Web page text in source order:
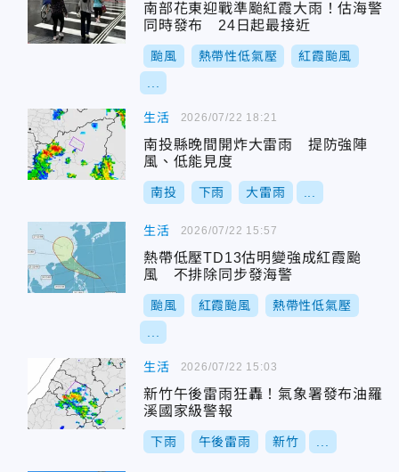
南部花東迎戰準颱紅霞大雨！估海警
同時發布 24日起最接近
颱風 熱帶性低氣壓 紅霞颱風
生活
南投縣晚間開炸大雷雨 提防強陣
風、低能見度
南投 下雨 大雷雨
2026/07/22 18:21
生活
熱帶低壓TD13估明變強成紅霞颱
風 不排除同步發海警
颱風 紅霞颱風 熱帶性低氣壓
2026/07/22 15:57
生活
新竹午後雷雨狂轟！氣象署發布油羅
溪國家級警報
下雨 午後雷雨 新竹
2026/07/22 15:03